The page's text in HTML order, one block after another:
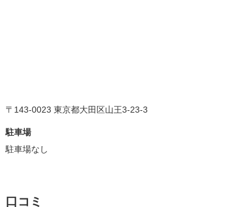
〒143-0023 東京都大田区山王3-23-3
駐車場
駐車場なし
口コミ